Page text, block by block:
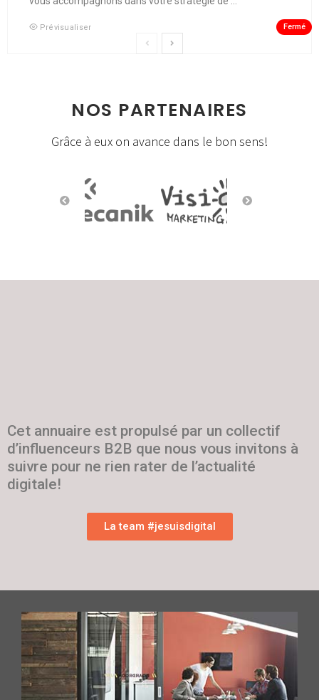
Prévisualiser Fermé
NOS PARTENAIRES
Grâce à eux on avance dans le bon sens!
Cet annuaire est propulsé par un collectif
d’influenceurs B2B que nous vous invitons à
suivre pour ne rien rater de l’actualité
digitale!
La team #jesuisdigital